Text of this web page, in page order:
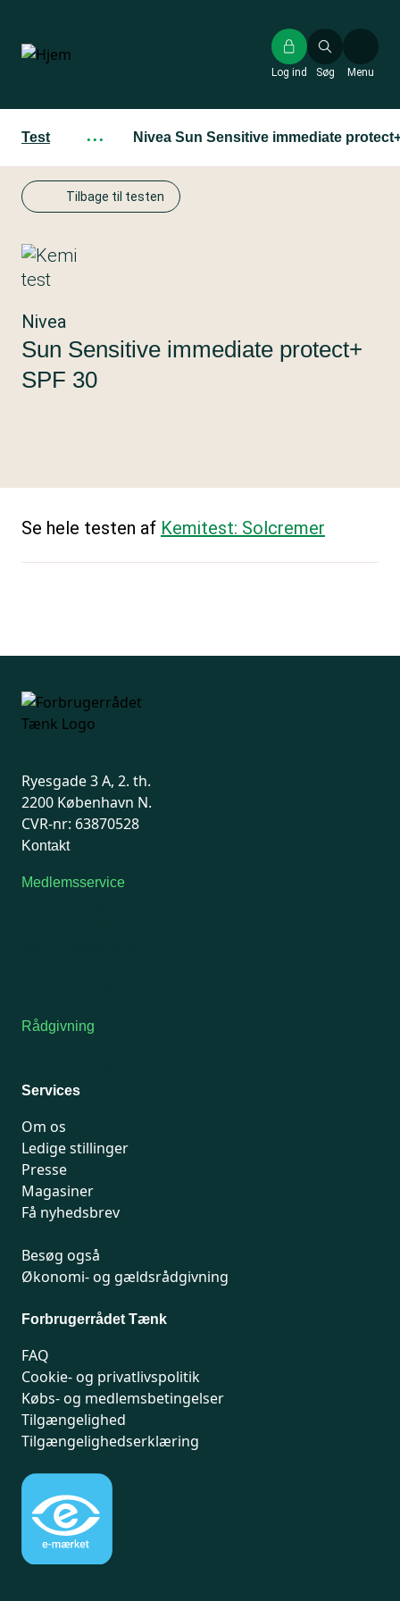
hovedindhold
Søg
Log ind Menu
Test ··· Nivea Sun Sensitive immediate
Tilbage til testen
Nivea
Sun Sensitive immediate protect+
SPF 30
Se hele testen af Kemitest: Solcremer
Ryesgade 3 A, 2. th.
2200 København N.
CVR-nr: 63870528
Kontakt
Medlemsservice
Rådgivning
Services
Om os
Ledige stillinger
Presse
Magasiner
Få nyhedsbrev
Besøg også
Økonomi- og gældsrådgivning
Forbrugerrådet Tænk
FAQ
Cookie- og privatlivspolitik
Købs- og medlemsbetingelser
Tilgængelighed
Tilgængelighedserklæring